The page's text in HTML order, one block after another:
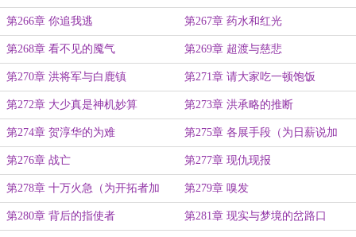
第266章 你追我逃 第267章 药水和红光
第268章 看不见的魇气 第269章 超渡与慈悲
第270章 洪将军与白鹿镇 第271章 请大家吃一顿饱饭
第272章 大少真是神机妙算 第273章 洪承略的推断
第274章 贺淳华的为难 第275章 各展手段（为日薪说加
更）
第276章 战亡 第277章 现仇现报
第278章 十万火急（为开拓者加
更）
第279章 嗅发
第280章 背后的指使者 第281章 现实与梦境的岔路口